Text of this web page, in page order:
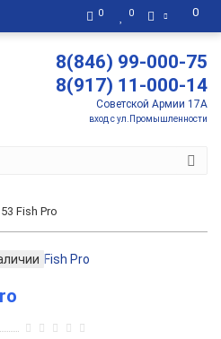
0
0 0
8(846) 99-000-75
8(917) 11-000-14
Советской Армии 17А
вход с ул.Промышленности
Fish Pro